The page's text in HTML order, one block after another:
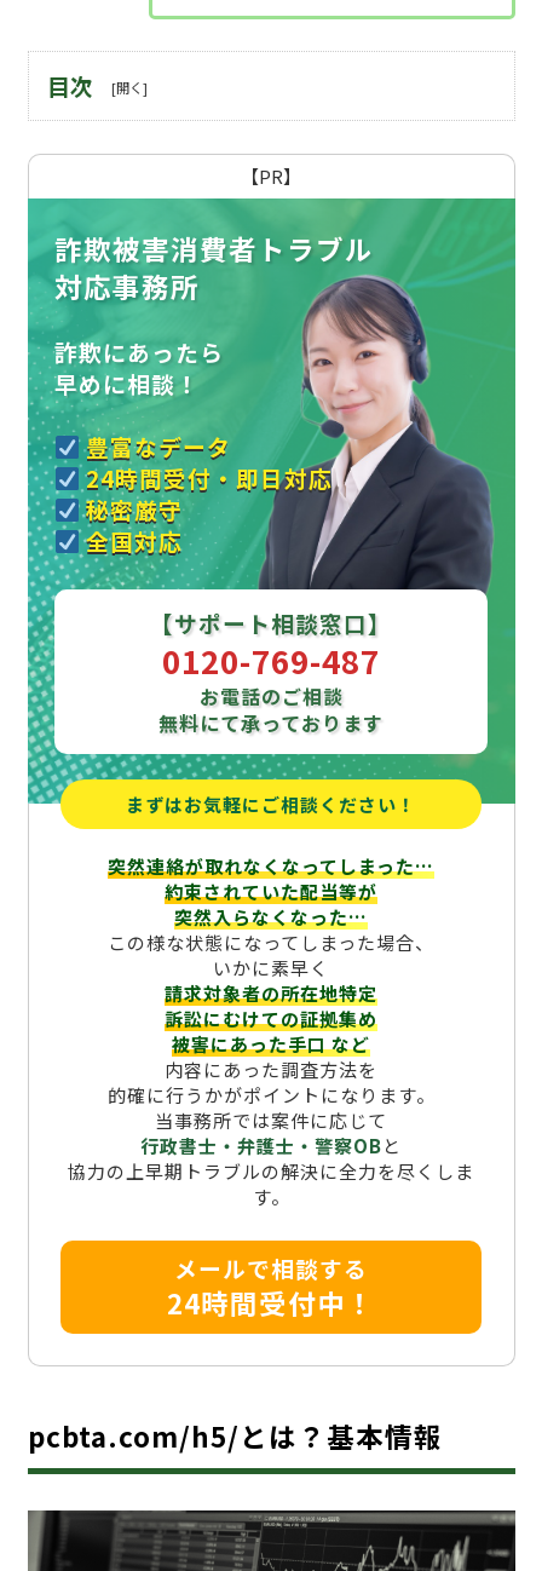
目次
【PR】
詐欺被害消費者トラブル
対応事務所
詐欺にあったら
早めに相談！
豊富なデータ
24時間受付・即日対応
秘密厳守
全国対応
【サポート相談窓口】
0120-769-487
お電話のご相談
無料にて承っております
まずはお気軽にご相談ください！
突然連絡が取れなくなってしまった…
約束されていた配当等が
突然入らなくなった…
この様な状態になってしまった場合、
いかに素早く
請求対象者の所在地特定
訴訟にむけての証拠集め
被害にあった手口など
内容にあった調査方法を
的確に行うかがポイントになります。
当事務所では案件に応じて
行政書士・弁護士・警察OBと
協力の上早期トラブルの解決に全力を尽くしま
す。
メールで相談する
24時間受付中！
pcbta.com/h5/とは？基本情報